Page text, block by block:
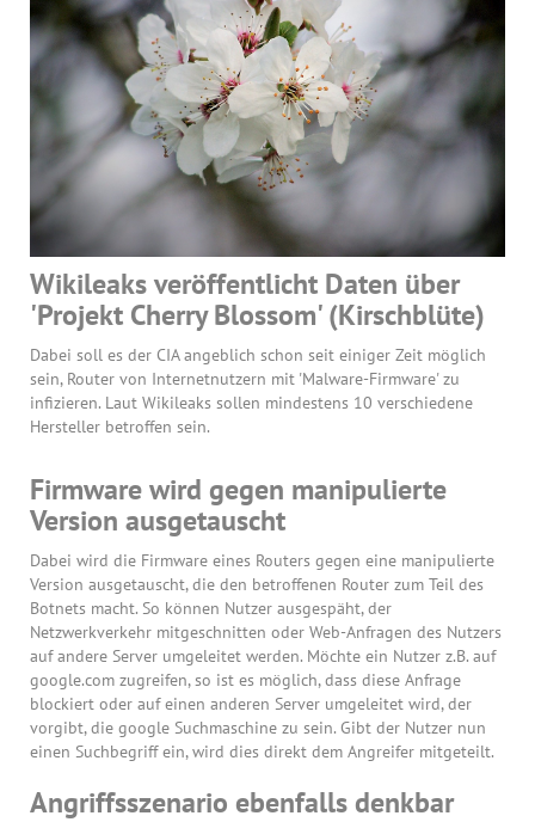
Wikileaks veröffentlicht Daten über
'Projekt Cherry Blossom' (Kirschblüte)
Dabei soll es der CIA angeblich schon seit einiger Zeit möglich
sein, Router von Internetnutzern mit 'Malware-Firmware' zu
infizieren. Laut Wikileaks sollen mindestens 10 verschiedene
Hersteller betroffen sein.
Firmware wird gegen manipulierte
Version ausgetauscht
Dabei wird die Firmware eines Routers gegen eine manipulierte
Version ausgetauscht, die den betroffenen Router zum Teil des
Botnets macht. So können Nutzer ausgespäht, der
Netzwerkverkehr mitgeschnitten oder Web-Anfragen des Nutzers
auf andere Server umgeleitet werden. Möchte ein Nutzer z.B. auf
google.com zugreifen, so ist es möglich, dass diese Anfrage
blockiert oder auf einen anderen Server umgeleitet wird, der
vorgibt, die google Suchmaschine zu sein. Gibt der Nutzer nun
einen Suchbegriff ein, wird dies direkt dem Angreifer mitgeteilt.
Angriffsszenario ebenfalls denkbar